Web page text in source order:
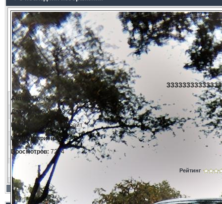
Автор: Олег808
Дата: 11.3.2014, 23:21
Размер:
166.68 килобайт
Комментариев:0
Просмотров: 7214
Рейтинг